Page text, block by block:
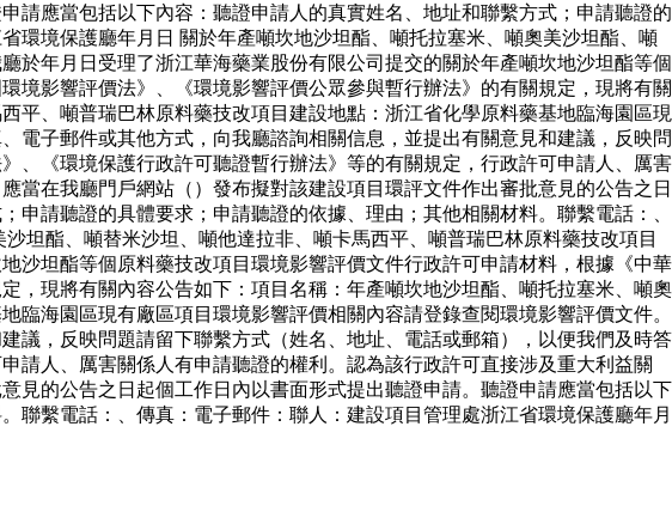
請應當包括以下內容：聽證申請人的真實姓名、地址和聯繫方式；申請聽證的
環境保護廳年月日 關於年產噸坎地沙坦酯、噸托拉塞米、噸奧美沙坦酯、噸
於年月日受理了浙江華海藥業股份有限公司提交的關於年產噸坎地沙坦酯等個
境影響評價法》、《環境影響評價公眾參與暫行辦法》的有關規定，現將有關
平、噸普瑞巴林原料藥技改項目建設地點：浙江省化學原料藥基地臨海園區現
電子郵件或其他方式，向我廳諮詢相關信息，並提出有關意見和建議，反映問
、《環境保護行政許可聽證暫行辦法》等的有關規定，行政許可申請人、厲害
當在我廳門戶網站（）發布擬對該建設項目環評文件作出審批意見的公告之日
請聽證的具體要求；申請聽證的依據、理由；其他相關材料。聯繫電話：、
坦酯、噸替米沙坦、噸他達拉非、噸卡馬西平、噸普瑞巴林原料藥技改項目
沙坦酯等個原料藥技改項目環境影響評價文件行政許可申請材料，根據《中華
，現將有關內容公告如下：項目名稱：年產噸坎地沙坦酯、噸托拉塞米、噸奧
海園區現有廠區項目環境影響評價相關內容請登錄查閱環境影響評價文件。
議，反映問題請留下聯繫方式（姓名、地址、電話或郵箱），以便我們及時答
請人、厲害關係人有申請聽證的權利。認為該行政許可直接涉及重大利益關
見的公告之日起個工作日內以書面形式提出聽證申請。聽證申請應當包括以下
聯繫電話：、傳真：電子郵件：聯人：建設項目管理處浙江省環境保護廳年月